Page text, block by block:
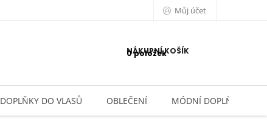
Můj účet
NÁKUPNÍ KOŠÍK
0 položek
DOPLŇKY DO VLASŮ OBLEČENÍ MÓDNÍ DOPLŇKY